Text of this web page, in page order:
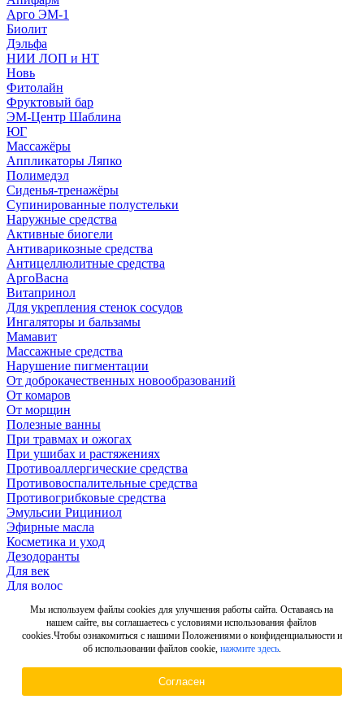
Арго ЭМ-1
Биолит
Дэльфа
НИИ ЛОП и НТ
Новь
Фитолайн
Фруктовый бар
ЭМ-Центр Шаблина
ЮГ
Массажёры
Аппликаторы Ляпко
Полимедэл
Сиденья-тренажёры
Супинированные полустельки
Наружные средства
Активные биогели
Антиварикозные средства
Антицеллюлитные средства
АргоВасна
Витапринол
Для укрепления стенок сосудов
Ингаляторы и бальзамы
Мамавит
Массажные средства
Нарушение пигментации
От доброкачественных новообразований
От комаров
От морщин
Полезные ванны
При травмах и ожогах
При ушибах и растяжениях
Противоаллергические средства
Противовоспалительные средства
Противогрибковые средства
Эмульсии Рициниол
Эфирные масла
Косметика и уход
Дезодоранты
Для век
Для волос
Для интимных зон
Для лица, шеи и декольте
Для рук
Мы используем файлы cookies для улучшения работы сайта. Оставаясь на
нашем сайте, вы соглашаетесь с условиями использования файлов
cookies.Чтобы ознакомиться с нашими Положениями о конфиденциальности и
об использовании файлов cookie, нажмите здесь.
Согласен